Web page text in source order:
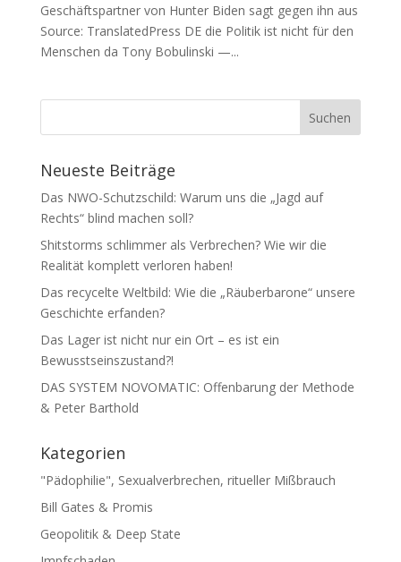
Geschäfts­part­ner von Hun­ter Biden sagt gegen ihn aus
Source: Trans­la­ted­Press DE die Poli­tik ist nicht für den
Men­schen da Tony Bobu­lin­ski —...
Neueste Beiträge
Das NWO-Schutzschild: Warum uns die „Jagd auf
Rechts“ blind machen soll?
Shitstorms schlimmer als Verbrechen? Wie wir die
Realität komplett verloren haben!
Das recycelte Weltbild: Wie die „Räuberbarone“ unsere
Geschichte erfanden?
Das Lager ist nicht nur ein Ort – es ist ein
Bewusstseinszustand?!
DAS SYSTEM NOVOMATIC: Offenbarung der Methode
& Peter Barthold
Kategorien
"Pädophilie", Sexualverbrechen, ritueller Mißbrauch
Bill Gates & Promis
Geopolitik & Deep State